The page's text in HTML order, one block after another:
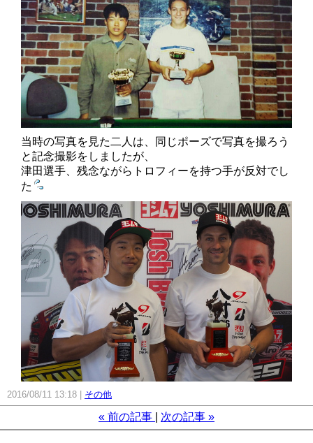
当時の写真を見た二人は、同じポーズで写真を撮ろう
と記念撮影をしましたが、
津田選手、残念ながらトロフィーを持つ手が反対でし
た
2016/08/11 13:18 その他
« 前の記事 次の記事 »